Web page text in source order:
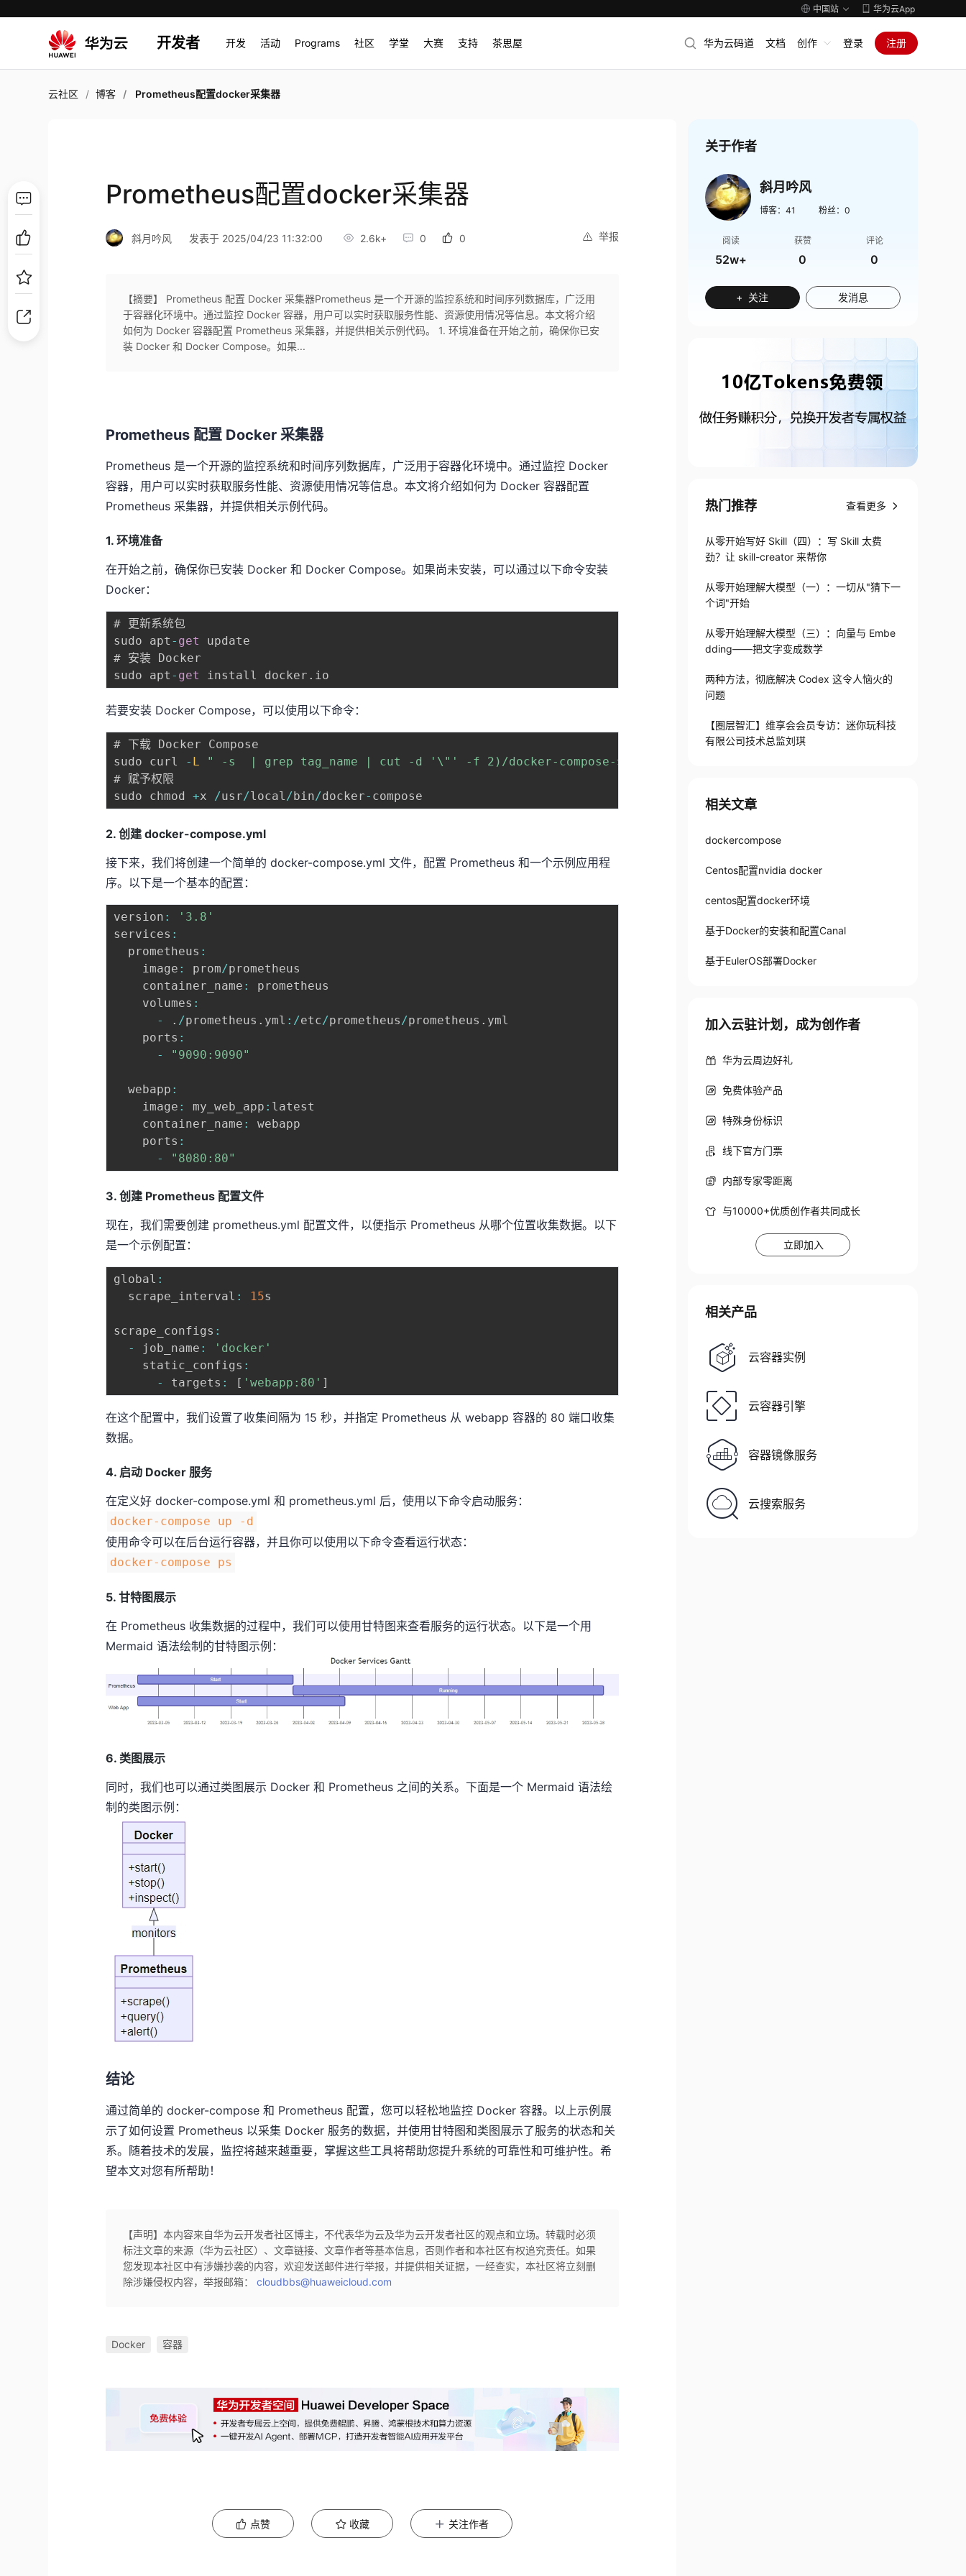
中国站 华为云App
开发者 开发 活动 Programs 社区 学堂 大赛 支持 茶思屋 华为云码道 文档 创作 登录 注册
云社区 博客 Prometheus配置docker采集器
Prometheus配置docker采集器
举报
斜月吟风 发表于 2025/04/23 11:32:00 2.6k+ 0 0
【摘要】 Prometheus 配置 Docker 采集器Prometheus 是一个开源的监控系统和时间序列数据库，广泛用
于容器化环境中。通过监控 Docker 容器，用户可以实时获取服务性能、资源使用情况等信息。本文将介绍
如何为 Docker 容器配置 Prometheus 采集器，并提供相关示例代码。 1. 环境准备在开始之前，确保你已安
装 Docker 和 Docker Compose。如果...
Prometheus 配置 Docker 采集器
Prometheus 是一个开源的监控系统和时间序列数据库，广泛用于容器化环境中。通过监控 Docker
容器，用户可以实时获取服务性能、资源使用情况等信息。本文将介绍如何为 Docker 容器配置
Prometheus 采集器，并提供相关示例代码。
1. 环境准备
在开始之前，确保你已安装 Docker 和 Docker Compose。如果尚未安装，可以通过以下命令安装
Docker：
# 更新系统包
sudo apt - get
update
# 安装 Docker
sudo apt - get install docker .
若要安装 Docker Compose，可以使用以下命令：
# 下载 Docker Compose
sudo curl - L " -s  | grep tag_name | cut -d '\"' -f 2)/docker-compose-$(uname -s)-$(uname -m)"
# 赋予权限
sudo chmod +x /usr/local/bin/docker-
2. 创建 docker-compose.yml
接下来，我们将创建一个简单的 docker-compose.yml 文件，配置 Prometheus 和一个示例应用程
序。以下是一个基本的配置：
version :
'3.8'
services :
  prometheus
:
    image
: prom/prometheus
    container_name
:
prometheus
    volumes
:
-
. /prometheus . yml : /etc/prometheus/prometheus . yml
    ports
:
-
"9090:9090"
  webapp
:
    image
: my_web_app : latest
    container_name
:
webapp
    ports
:
-
"8080:80"
3. 创建 Prometheus 配置文件
现在，我们需要创建 prometheus.yml 配置文件，以便指示 Prometheus 从哪个位置收集数据。以下
是一个示例配置：
global :
  scrape_interval
: 15s
scrape_configs :
-
job_name :
'docker'
    static_configs
:
-
targets : [ 'webapp:80' ]
在这个配置中，我们设置了收集间隔为 15 秒，并指定 Prometheus 从 webapp 容器的 80 端口收集
数据。
4. 启动 Docker 服务
在定义好 docker-compose.yml 和 prometheus.yml 后，使用以下命令启动服务：
docker-compose up -d
使用命令可以在后台运行容器，并且你可以使用以下命令查看运行状态：
docker-compose ps
5. 甘特图展示
在 Prometheus 收集数据的过程中，我们可以使用甘特图来查看服务的运行状态。以下是一个用
Mermaid 语法绘制的甘特图示例：
6. 类图展示
同时，我们也可以通过类图展示 Docker 和 Prometheus 之间的关系。下面是一个 Mermaid 语法绘
制的类图示例：
结论
通过简单的 docker-compose 和 Prometheus 配置，您可以轻松地监控 Docker 容器。以上示例展
示了如何设置 Prometheus 以采集 Docker 服务的数据，并使用甘特图和类图展示了服务的状态和关
系。随着技术的发展，监控将越来越重要，掌握这些工具将帮助您提升系统的可靠性和可维护性。希
望本文对您有所帮助！
【声明】本内容来自华为云开发者社区博主，不代表华为云及华为云开发者社区的观点和立场。转载时必须
标注文章的来源（华为云社区）、文章链接、文章作者等基本信息，否则作者和本社区有权追究责任。如果
您发现本社区中有涉嫌抄袭的内容，欢迎发送邮件进行举报，并提供相关证据，一经查实，本社区将立刻删
除涉嫌侵权内容，举报邮箱：cloudbbs@huaweicloud.com
Docker 容器
点赞 收藏 关注作者
关于作者
斜月吟风
博客： 41 粉丝： 0
阅读
52w+
获赞
0
评论
0
+ 关注 发消息
热门推荐 查看更多
从零开始写好 Skill（四）：写 Skill 太费
劲？让 skill-creator 来帮你
从零开始理解大模型（一）：一切从"猜下一
个词"开始
从零开始理解大模型（三）：向量与 Embe
dding——把文字变成数学
两种方法，彻底解决 Codex 这令人恼火的
问题
【圈层智汇】维享会会员专访：迷你玩科技
有限公司技术总监刘琪
相关文章
dockercompose
Centos配置nvidia docker
centos配置docker环境
基于Docker的安装和配置Canal
基于EulerOS部署Docker
加入云驻计划，成为创作者
华为云周边好礼
免费体验产品
特殊身份标识
线下官方门票
内部专家零距离
与10000+优质创作者共同成长
立即加入
相关产品
云容器实例
云容器引擎
容器镜像服务
云搜索服务